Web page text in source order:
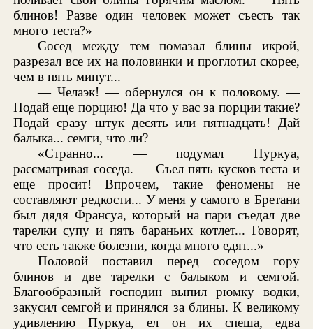
блинов! Разве один человек может съесть так
много теста?»
Сосед между тем помазал блины икрой,
разрезал все их на половинки и проглотил скорее,
чем в пять минут...
— Челаэк! — обернулся он к половому. —
Подай еще порцию! Да что у вас за порции такие?
Подай сразу штук десять или пятнадцать! Дай
балыка... семги, что ли?
«Странно... — подумал Пуркуа,
рассматривая соседа. — Съел пять кусков теста и
еще просит! Впрочем, такие феномены не
составляют редкости... У меня у самого в Бретани
был дядя Франсуа, который на пари съедал две
тарелки супу и пять бараньих котлет... Говорят,
что есть также болезни, когда много едят...»
Половой поставил перед соседом гору
блинов и две тарелки с балыком и семгой.
Благообразный господин выпил рюмку водки,
закусил семгой и принялся за блины. К великому
удивлению Пуркуа, ел он их спеша, едва